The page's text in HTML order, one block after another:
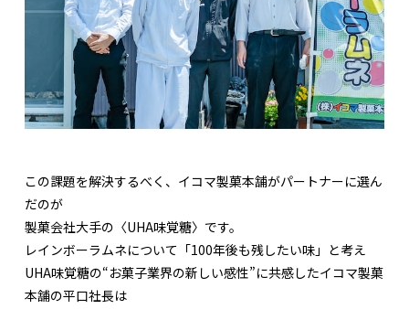
この課題を解決するべく、イコマ製菓本舗がパートナーに選ん
だのが
製菓会社大手の〈UHA味覚糖〉です。
レインボーラムネについて「100年後も残したい味」と考え
UHA味覚糖の“お菓子業界の新しい感性”に共感したイコマ製菓
本舗の平口社長は